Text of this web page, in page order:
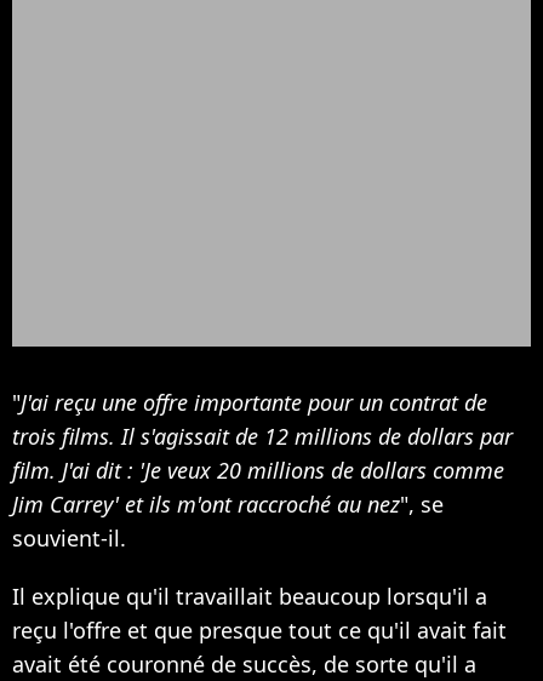
"J'ai reçu une offre importante pour un contrat de
trois films. Il s'agissait de 12 millions de dollars par
film. J'ai dit : 'Je veux 20 millions de dollars comme
Jim Carrey' et ils m'ont raccroché au nez", se
souvient-il.
Il explique qu'il travaillait beaucoup lorsqu'il a
reçu l'offre et que presque tout ce qu'il avait fait
avait été couronné de succès, de sorte qu'il a